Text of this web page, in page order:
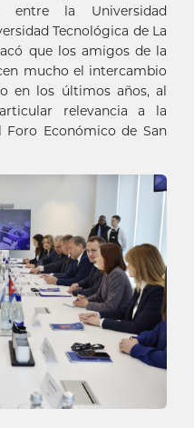
la Universidad
Tecnológica de La
que los amigos de la
mucho el intercambio
en los últimos años, al
relevancia a la
Económico de San